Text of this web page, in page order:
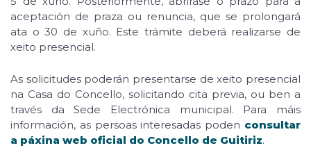
aceptación de praza ou renuncia, que se prolongará
ata o 30 de xuño. Este trámite deberá realizarse de
xeito presencial.
As solicitudes poderán presentarse de xeito presencial
na Casa do Concello, solicitando cita previa, ou ben a
través da Sede Electrónica municipal. Para máis
información, as persoas interesadas poden consultar
a páxina web oficial do Concello de Guitiriz.